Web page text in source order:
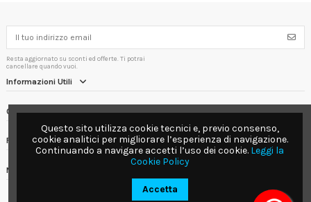
Resta aggiornato su sconti ed offerte. Ti potrai
cancellare quando vuoi.
Informazioni Utili
Contact us
Follow us
Newsletter
Questo sito utilizza cookie tecnici e, previo consenso,
cookie analitici per migliorare l’esperienza di navigazione.
Continuando a navigare accetti l’uso dei cookie. Leggi la
Cookie Policy
Accetta